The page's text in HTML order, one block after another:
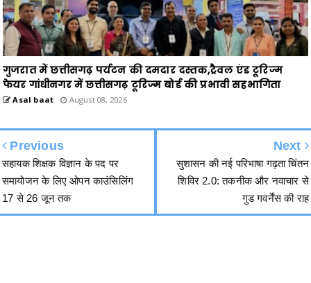
गुजरात में छत्तीसगढ़ पर्यटन की दमदार दस्तक,ट्रैवल एंड टूरिज्म
फेयर गांधीनगर में छत्तीसगढ़ टूरिज्म बोर्ड की प्रभावी सहभागिता
Asal baat August 08, 2026
Previous
समायोजन के लिए ओपन काउंसिलिंग
17 से 26 जून तक
शिविर 2.0: तकनीक और नवाचार से
गुड गवर्नेंस की राह